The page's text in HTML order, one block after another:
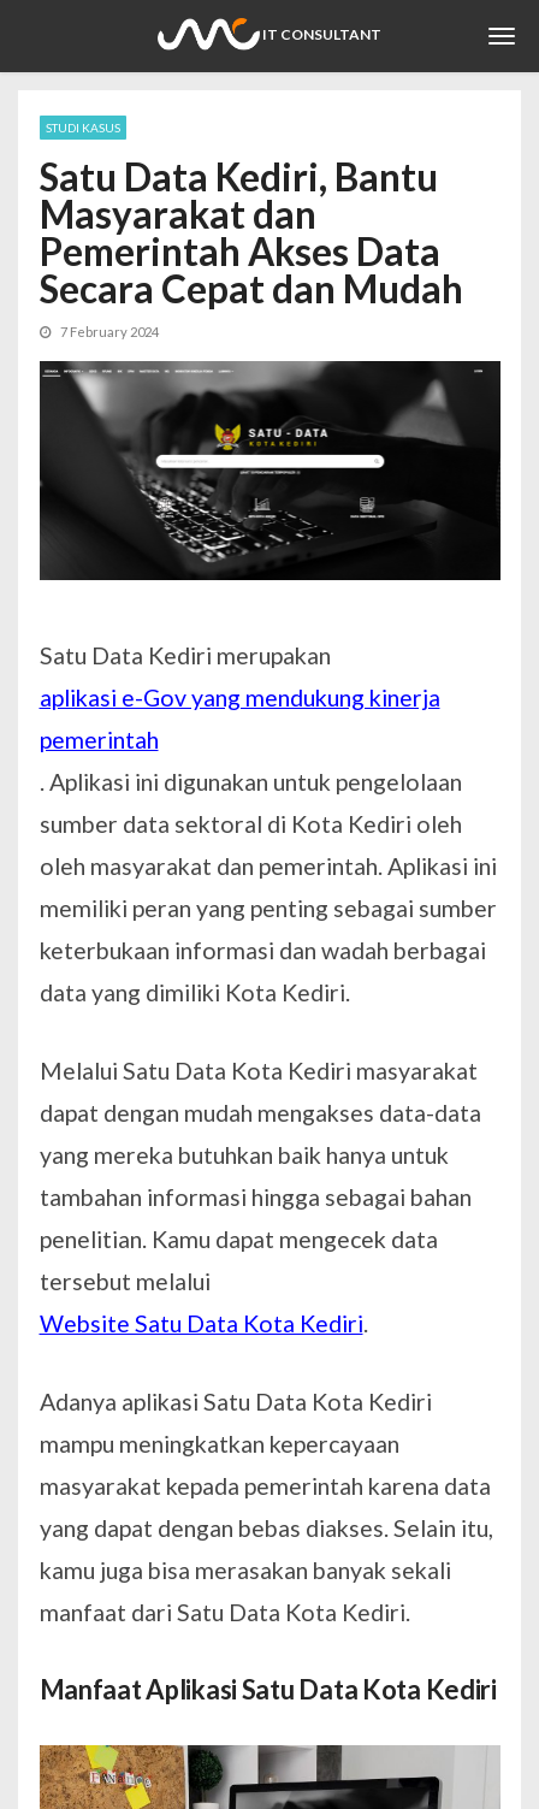
IT CONSULTANT
STUDI KASUS
Satu Data Kediri, Bantu
Masyarakat dan
Pemerintah Akses Data
Secara Cepat dan Mudah
7 February 2024
Satu Data Kediri merupakan
aplikasi e-Gov yang mendukung kinerja
pemerintah
. Aplikasi ini digunakan untuk pengelolaan
sumber data sektoral di Kota Kediri oleh
oleh masyarakat dan pemerintah. Aplikasi ini
memiliki peran yang penting sebagai sumber
keterbukaan informasi dan wadah berbagai
data yang dimiliki Kota Kediri.
Melalui Satu Data Kota Kediri masyarakat
dapat dengan mudah mengakses data-data
yang mereka butuhkan baik hanya untuk
tambahan informasi hingga sebagai bahan
penelitian. Kamu dapat mengecek data
tersebut melalui
Website Satu Data Kota Kediri.
Adanya aplikasi Satu Data Kota Kediri
mampu meningkatkan kepercayaan
masyarakat kepada pemerintah karena data
yang dapat dengan bebas diakses. Selain itu,
kamu juga bisa merasakan banyak sekali
manfaat dari Satu Data Kota Kediri.
Manfaat Aplikasi Satu Data Kota Kediri